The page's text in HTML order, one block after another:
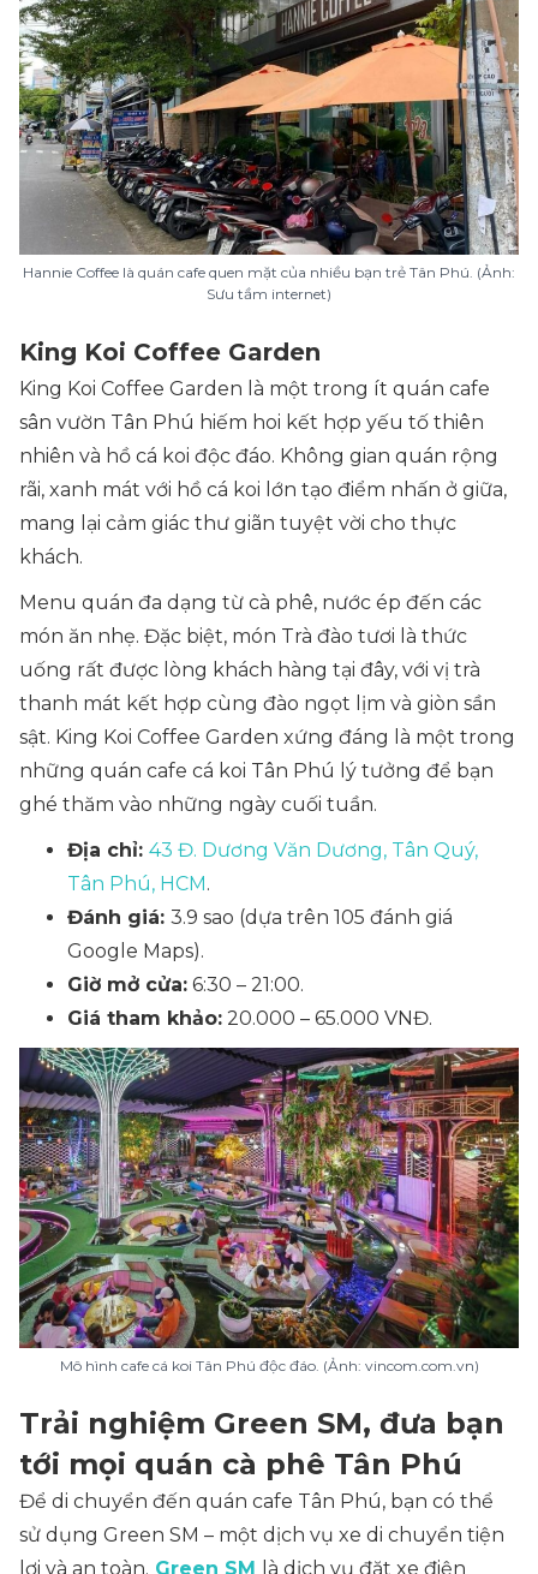
Hannie Coffee là quán cafe quen mặt của nhiều bạn trẻ Tân Phú. (Ảnh:
Sưu tầm internet)
King Koi Coffee Garden
King Koi Coffee Garden là một trong ít quán cafe
sân vườn Tân Phú hiếm hoi kết hợp yếu tố thiên
nhiên và hồ cá koi độc đáo. Không gian quán rộng
rãi, xanh mát với hồ cá koi lớn tạo điểm nhấn ở giữa,
mang lại cảm giác thư giãn tuyệt vời cho thực
khách.
Menu quán đa dạng từ cà phê, nước ép đến các
món ăn nhẹ. Đặc biệt, món Trà đào tươi là thức
uống rất được lòng khách hàng tại đây, với vị trà
thanh mát kết hợp cùng đào ngọt lịm và giòn sần
sật. King Koi Coffee Garden xứng đáng là một trong
những quán cafe cá koi Tân Phú lý tưởng để bạn
ghé thăm vào những ngày cuối tuần.
Địa chỉ: 43 Đ. Dương Văn Dương, Tân Quý,
Tân Phú, HCM.
Đánh giá: 3.9 sao (dựa trên 105 đánh giá
Google Maps).
Giờ mở cửa: 6:30 – 21:00.
Giá tham khảo: 20.000 – 65.000 VNĐ.
Mô hình cafe cá koi Tân Phú độc đáo. (Ảnh: vincom.com.vn)
Trải nghiệm Green SM, đưa bạn
tới mọi quán cà phê Tân Phú
Để di chuyển đến quán cafe Tân Phú, bạn có thể
sử dụng Green SM – một dịch vụ xe di chuyển tiện
lợi và an toàn. Green SM là dịch vụ đặt xe điện